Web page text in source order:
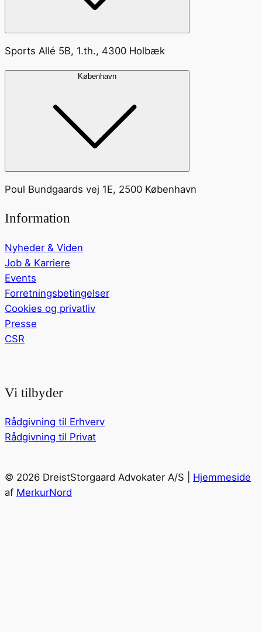
Sports Allé 5B, 1.th., 4300 Holbæk
København
Poul Bundgaards vej 1E, 2500 København
Information
Nyheder & Viden
Job & Karriere
Events
Forretningsbetingelser
Cookies og privatliv
Presse
CSR
Vi tilbyder
Rådgivning til Erhverv
Rådgivning til Privat
© 2026 DreistStorgaard Advokater A/S | Hjemmeside
af MerkurNord